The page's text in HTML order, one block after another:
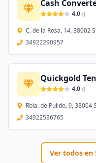
Cash
4.0 ()
C. de la Rosa, 14, 38002
34922290957
Quickgold
4.0 ()
Rbla. de Pulido, 9, 38004
34922536765
Ver todos en